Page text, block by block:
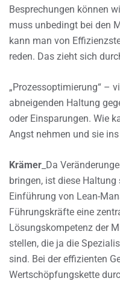
Besprechungen können
muss unbedingt bei den
kann man von
reden. Das zieht sich
„Prozessoptimierung“ –
abneigenden Haltung
oder Einsparungen. Wie
Angst nehmen und sie
Krämer _Da
bringen, ist diese
Einführung von Lean-
Führungskräfte eine
Lösungskompetenz der
stellen, die ja die
sind. Bei der effizienten
Wertschöpfungskette